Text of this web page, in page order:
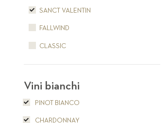
SANCT VALENTIN
FALLWIND
CLASSIC
Vini bianchi
PINOT BIANCO
CHARDONNAY